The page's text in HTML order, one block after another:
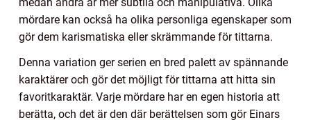
mördare kan också ha olika personliga egenskaper som
gör dem karismatiska eller skrämmande för tittarna.
Denna variation ger serien en bred palett av spännande
karaktärer och gör det möjligt för tittarna att hitta sin
favoritkaraktär. Varje mördare har en egen historia att
berätta, och det är den där berättelsen som gör Einars